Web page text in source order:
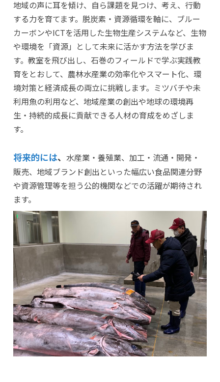
地域の声に耳を傾け、自ら課題を見つけ、考え、行動
する力を育てます。脱炭素・資源循環を軸に、ブルー
カーボンやICTを活用した生物生産システムなど、生物
や環境を「資源」として未来に活かす方法を学びま
す。教室を飛び出し、石巻のフィールドで学ぶ実践教
育をとおして、農林水産業の効率化やスマート化、環
境対策と経済成長の両立に挑戦します。ミツバチや未
利用魚の利用など、地域産業の創出や地球の環境再
生・持続的成長に貢献できる人材の育成をめざしま
す。
将来的には、 水産業・養殖業、加工・流通・開発・
販売、地域ブランド創出といった幅広い食品関連分野
や資源管理等を担う公的機関などでの活躍が期待され
ます。